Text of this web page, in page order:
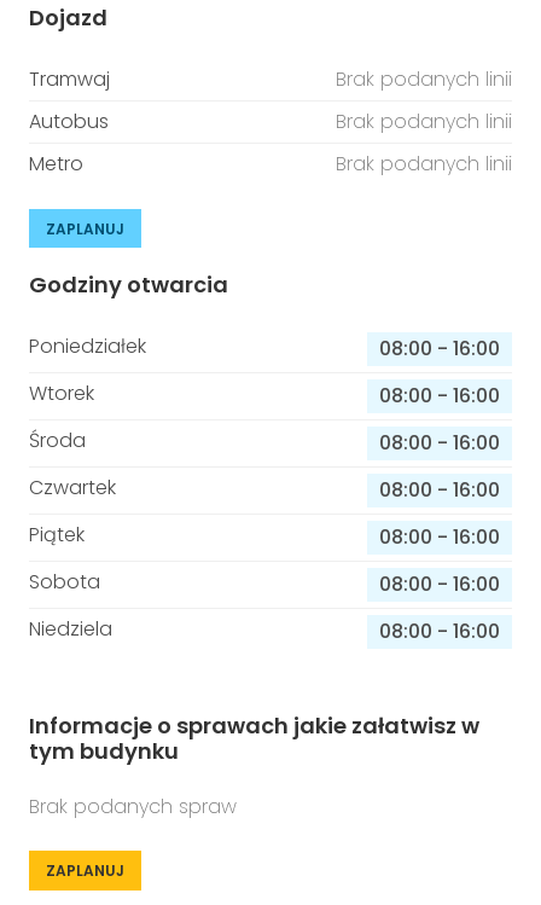
Dojazd
Tramwaj
Brak podanych linii
Autobus
Brak podanych linii
Metro
Brak podanych linii
ZAPLANUJ
Godziny otwarcia
Poniedziałek 08:00 - 16:00
Wtorek
08:00 - 16:00
Środa
08:00 - 16:00
Czwartek
08:00 - 16:00
Piątek
08:00 - 16:00
Sobota
08:00 - 16:00
Niedziela
08:00 - 16:00
Informacje o sprawach jakie załatwisz w
tym budynku
Brak podanych spraw
ZAPLANUJ